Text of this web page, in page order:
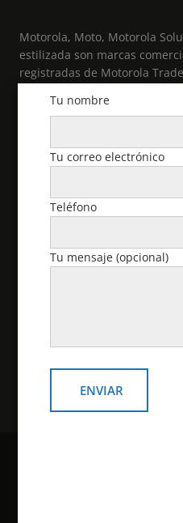
Motorola, Moto, Motorola
estilizada son marcas
registradas de Motorola
comerciales pertenecen a
reservados.
Cuenta
Contraseña perdida
Tu nombre
Tu correo electrónico
Teléfono
Tu mensaje (opcional)